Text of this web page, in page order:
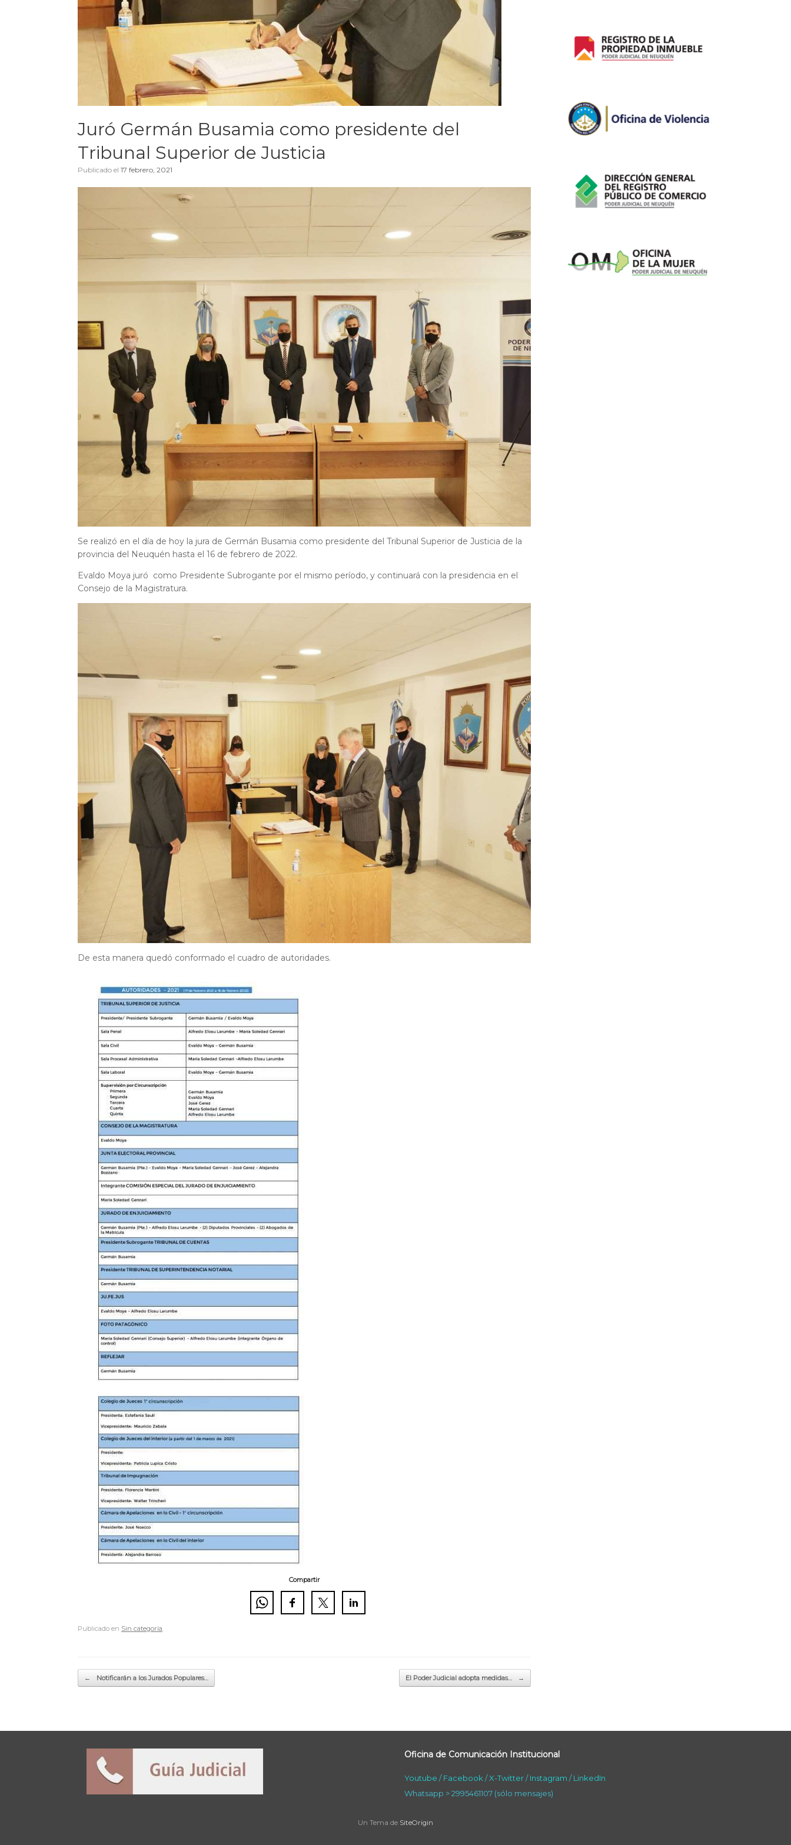
Juró Germán Busamia como presidente del
Tribunal Superior de Justicia
Publicado el 17 febrero, 2021
Se realizó en el día de hoy la jura de Germán Busamia como presidente del Tribunal Superior de Justicia de la
provincia del Neuquén hasta el 16 de febrero de 2022.
Evaldo Moya juró como Presidente Subrogante por el mismo período, y continuará con la presidencia en el
Consejo de la Magistratura.
De esta manera quedó conformado el cuadro de autoridades.
Compartir
Publicado en Sin categoría.
Navegador de artículos
← Notificarán a los Jurados Populares… El Poder Judicial adopta medidas… →
Oficina de Comunicación Institucional
Youtube /Facebook/X-Twitter/Instagram /LinkedIn
Whatsapp > 2995461107 (sólo mensajes)
Un Tema de SiteOrigin